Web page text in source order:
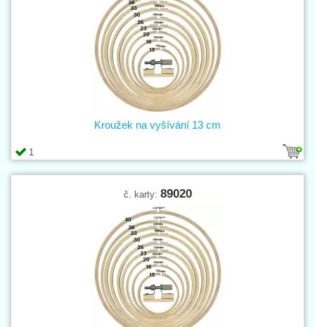
1
Kroužek na vyšívání 13 cm
č. karty: 89020